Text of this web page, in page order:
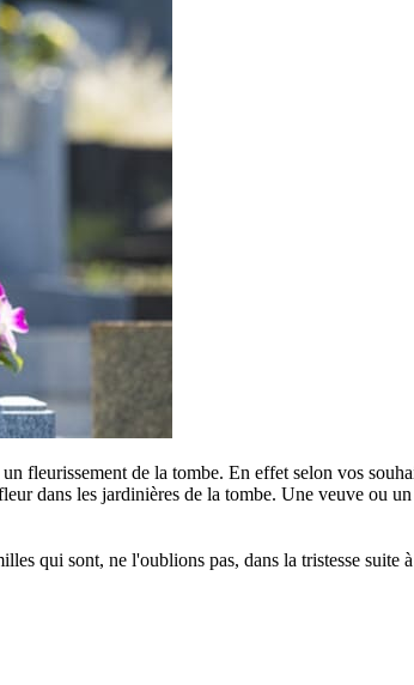
fleurissement de la tombe. En effet selon vos
dans les jardinières de la tombe. Une veuve ou
qui sont, ne l'oublions pas, dans la tristesse suite